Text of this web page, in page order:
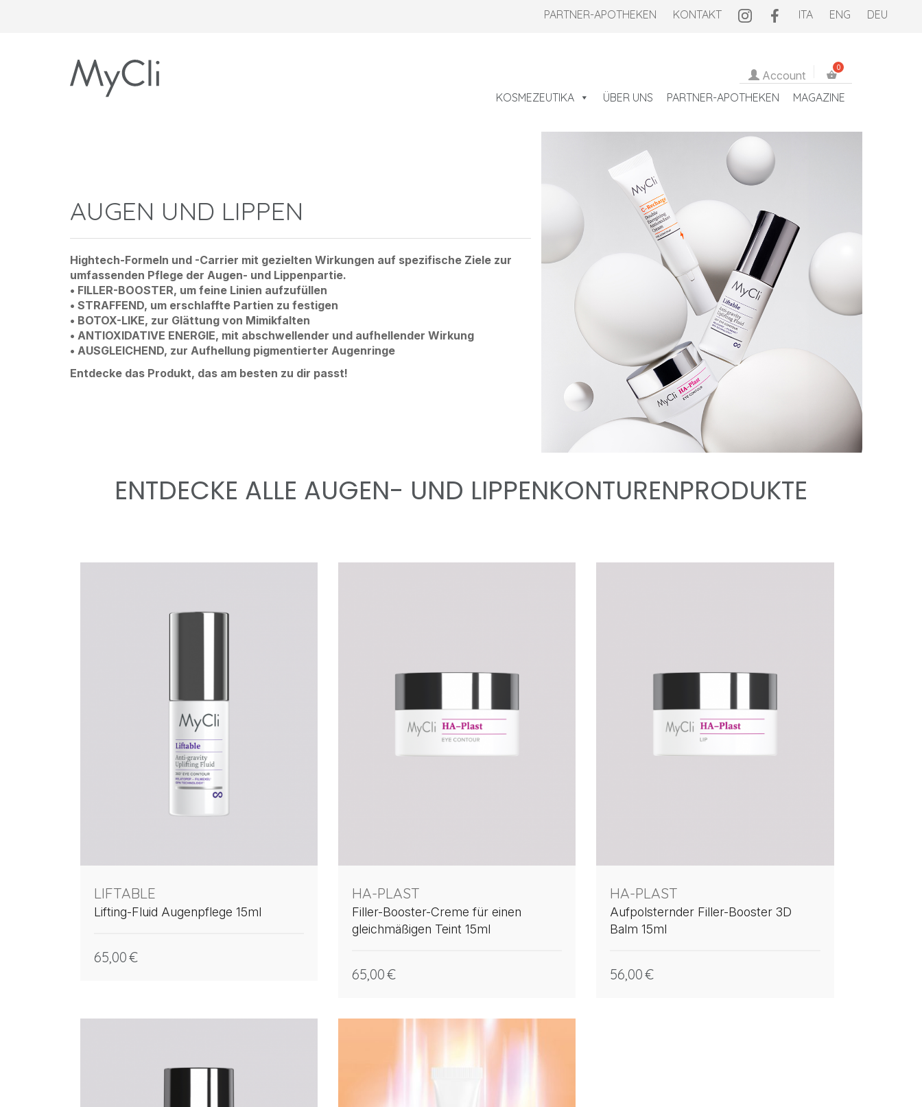
PARTNER-APOTHEKEN KONTAKT ITA ENG DEU
Account
KOSMEZEUTIKA
ÜBER UNS PARTNER-APOTHEKEN MAGAZINE
AUGEN UND LIPPEN
Hightech-Formeln und -Carrier mit gezielten Wirkungen auf spezifische Ziele zur
umfassenden Pflege der Augen- und Lippenpartie.
• FILLER-BOOSTER, um feine Linien aufzufüllen
• STRAFFEND, um erschlaffte Partien zu festigen
• BOTOX-LIKE, zur Glättung von Mimikfalten
• ANTIOXIDATIVE ENERGIE, mit abschwellender und aufhellender Wirkung
• AUSGLEICHEND, zur Aufhellung pigmentierter Augenringe
Entdecke das Produkt, das am besten zu dir passt!
ENTDECKE ALLE AUGEN- UND LIPPENKONTURENPRODUKTE
LIFTABLE
Lifting-Fluid Augenpflege 15ml
65,00€
HA-PLAST
Filler-Booster-Creme für einen
gleichmäßigen Teint 15ml
65,00€
HA-PLAST
Aufpolsternder Filler-Booster 3D
Balm 15ml
56,00€